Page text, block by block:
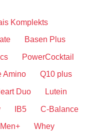
Komplekts
Basen Plus
PowerCocktail
Amino Q10 plus
Duo Lutein
IB5 C-Balance
Men+ Whey